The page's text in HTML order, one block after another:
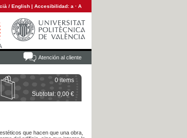
/ English | Accesibilidad: a · A
Atención al cliente
0 items
Subtotal: 0,00 €
que hacen que una obra,